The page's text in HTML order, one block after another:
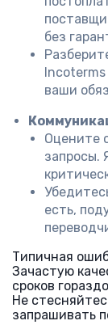
без
Incoterms
ваши
Оцените
запросы.
есть,
Типичная
Зачастую
сроков
Не
запрашивать